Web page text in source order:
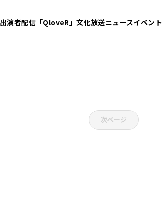
出演者配信「QloveR」文化放送ニュースイベント
次ページ